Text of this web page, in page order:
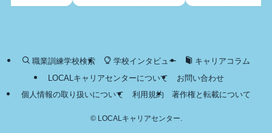
職業訓練学校検索 学校インタビュー
キャリアコラム
LOCALキャリアセンターについて
お問い合わせ
個人情報の取り扱いについて
利用規約 著作権と転載について
©LOCALキャリアセンター.